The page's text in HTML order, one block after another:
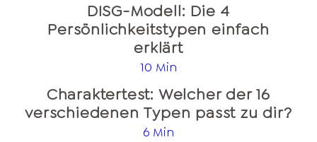
DISG-Modell: Die 4
Persönlichkeitstypen einfach
erklärt
10 Min
Charaktertest: Welcher der 16
verschiedenen Typen passt zu dir?
6 Min